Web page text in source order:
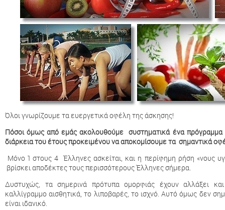
Όλοι γνωρίζουμε τα ευεργετικά οφέλη της άσκησης!
Πόσοι όμως από εμάς ακολουθούμε συστηματικά ένα πρόγραμμα
διάρκεια του έτους προκειμένου να αποκομίσουμε τα σημαντικά
Μόνο 1 στους 4 Έλληνες ασκείται, και η περίφημη ρήση «νους
βρίσκει αποδέκτες τους περισσότερους Έλληνες σήμερα.
Δυστυχώς, τα σημερινά πρότυπα ομορφιάς έχουν αλλάξει
καλλίγραμμο αισθητικά, το λιποβαρές, το ισχνό. Αυτό όμως δεν
είναι ιδανικό.